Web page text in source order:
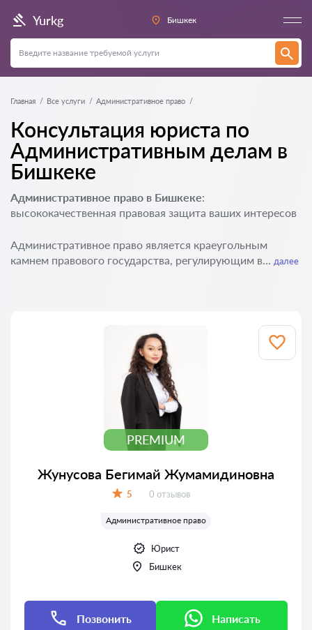
Yurkg Бишкек
Главная Все услуги Административное право
Консультация юриста по
Административным делам в
Бишкеке
Административное право в Бишкеке:
высококачественная правовая защита ваших интересов
Административное право является краеугольным
камнем правового государства, регулирующим в... далее
PREMIUM
Жунусова Бегимай Жумамидиновна
5 Отзывов:
0 отзывов
Административное право
Юрист
Бишкек
Позвонить Написать